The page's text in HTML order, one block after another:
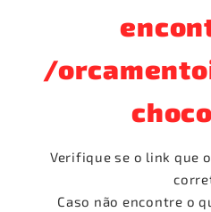
/
Verifique se o link que
Caso não encontre o